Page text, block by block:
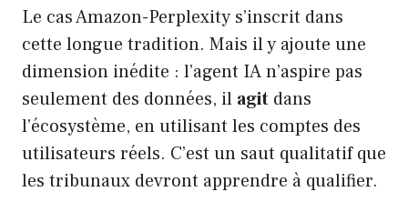
Le cas Amazon-Perplexity s’inscrit dans
cette longue tradition. Mais il y ajoute une
dimension inédite : l’agent IA n’aspire pas
seulement des données, il agit dans
l’écosystème, en utilisant les comptes des
utilisateurs réels. C’est un saut qualitatif que
les tribunaux devront apprendre à qualifier.